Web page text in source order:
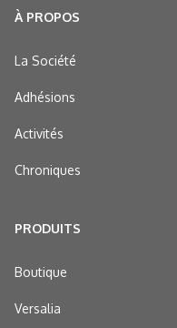
À PROPOS
La Société
Adhésions
Activités
Chroniques
PRODUITS
Boutique
Versalia